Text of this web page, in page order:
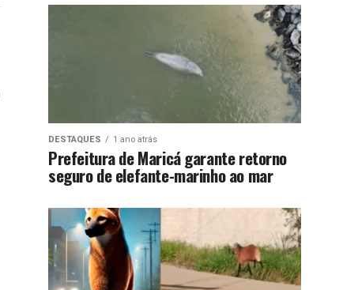
DESTAQUES 1 ano atrás
Prefeitura de Maricá garante retorno
seguro de elefante-marinho ao mar